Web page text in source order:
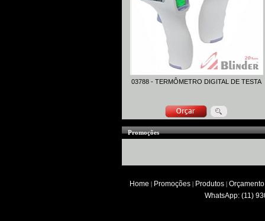
03788 - TERMÔMETRO DIGITAL DE TESTA
Promoções
Home | Promoções | Produtos | Orçamento
WhatsApp: (11)